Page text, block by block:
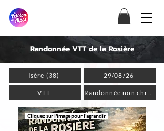
Randonnée VTT de la Rosière
Isère (38) 29/08/26
VTT Randonnée non
Cliquez sur l'image pour l'agrandir